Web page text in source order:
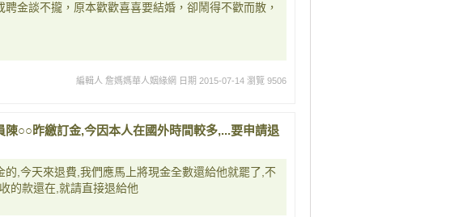
金談不攏，原本歡歡喜喜要結婚，卻鬧得不歡而散，
編輯人 詹媽媽華人姻緣網 日期 2015-07-14 瀏覽 9506
陳○○昨繳訂金,今因本人在國外時間較多,...要申請退
的,今天來退費,我們應馬上將現金全數還給他就罷了,不
的款還在,就請直接退給他